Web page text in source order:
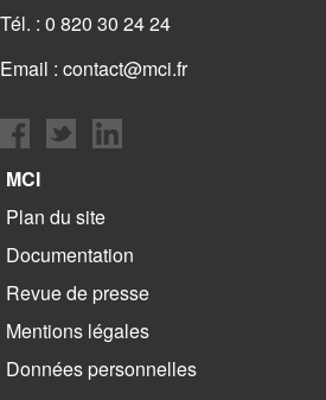
Tél. : 0 820 30 24 24
Email : contact@mci.fr
MCI
Plan du site
Documentation
Revue de presse
Mentions légales
Données personnelles